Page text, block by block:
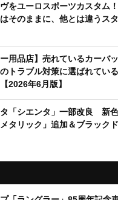
をユーロスポーツカスタム
そのままに、他とは違うス
ー用品店】売れているカーバ
のトラブル対策に選ばれてい
2026年6月版】
タ「シエンタ」一部改良 新
タリック」追加＆ブラック